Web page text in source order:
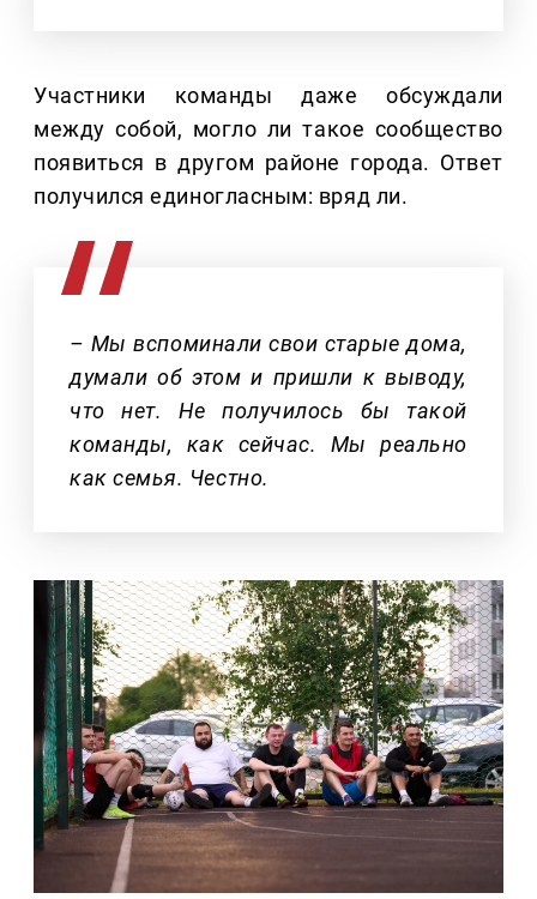
Участники команды даже обсуждали
между собой, могло ли такое сообщество
появиться в другом районе города. Ответ
получился единогласным: вряд ли.
– Мы вспоминали свои старые дома,
думали об этом и пришли к выводу,
что нет. Не получилось бы такой
команды, как сейчас. Мы реально
как семья. Честно.